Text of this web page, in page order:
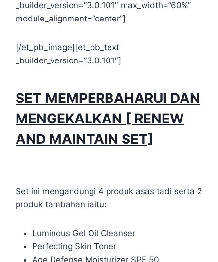
_builder_version=”3.0.101″ max_width=”60%”
module_alignment=”center”]
[/et_pb_image][et_pb_text
_builder_version=”3.0.101″]
SET MEMPERBAHARUI DAN
MENGEKALKAN [ RENEW
AND MAINTAIN SET]
Set ini mengandungi 4 produk asas tadi serta 2
produk tambahan iaitu:
Luminous Gel Oil Cleanser
Perfecting Skin Toner
Age Defense Moisturizer SPF 50